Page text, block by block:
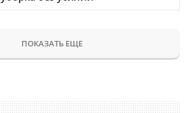
ПОКАЗАТЬ ЕЩЕ